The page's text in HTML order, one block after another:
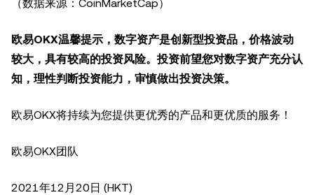
（数据来源：CoinMarketCap）
欧易OKX温馨提示，数字资产是创新型投资品，价格波动
较大，具有较高的投资风险。投资前望您对数字资产充分认
知，理性判断投资能力，审慎做出投资决策。
欧易OKX将持续为您提供更优秀的产品和更优质的服务！
欧易OKX团队
2021年12月20日 (HKT)